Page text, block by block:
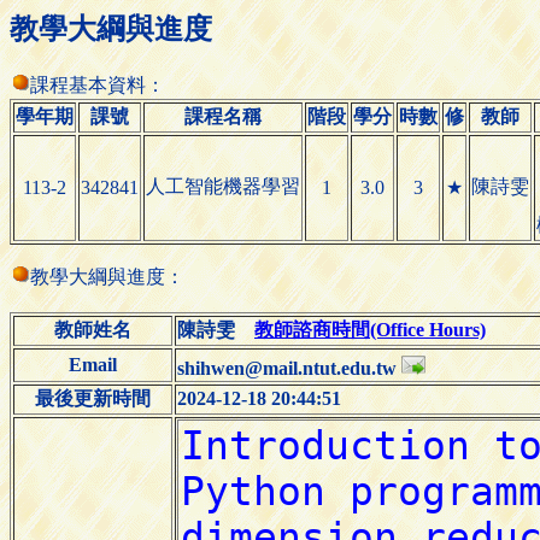
教學大綱與進度
課程基本資料：
學年期
課號 課程名稱 階段 學分 時數 修 教師
113-2 342841 人工智能機器學習 1 3.0 3 ★ 陳詩雯
教學大綱與進度：
教師姓名 陳詩雯教師諮商時間(Office Hours)
Email
shihwen@mail.ntut.edu.tw
最後更新時間
2024-12-18 20:44:51